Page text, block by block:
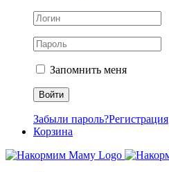
Запомнить меня
Забыли пароль?Регистрация
Корзина